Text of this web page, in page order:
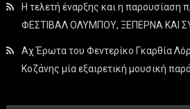
Η τελετή έναρξης και η παρουσίαση
ΦΕΣΤΙΒΑΛ ΟΛΥΜΠΟΥ, ΞΕΠΕΡΝΑ ΚΑΙ
Αχ Έρωτα του Φεντερίκο Γκαρθία
Κοζάνης μία εξαιρετική μουσική